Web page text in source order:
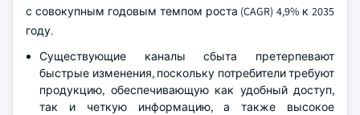
с совокупным годовым темпом роста (CAGR) 4,9% к 2035
году.
Существующие каналы сбыта претерпевают
быстрые изменения, поскольку потребители требуют
продукцию, обеспечивающую как удобный доступ,
так и четкую информацию, а также высокое